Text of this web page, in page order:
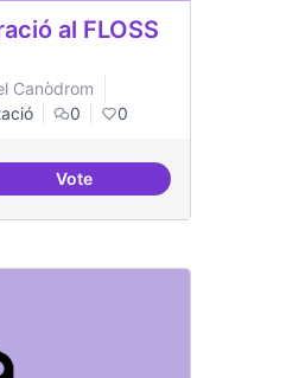
al FLOSS
Canòdrom
0 0
VoteServei estable de migració al